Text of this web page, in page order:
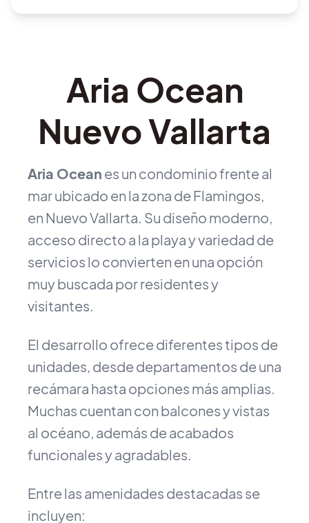
Aria Ocean
Nuevo Vallarta
Aria Ocean es un condominio frente al
mar ubicado en la zona de Flamingos,
en Nuevo Vallarta. Su diseño moderno,
acceso directo a la playa y variedad de
servicios lo convierten en una opción
muy buscada por residentes y
visitantes.
El desarrollo ofrece diferentes tipos de
unidades, desde departamentos de una
recámara hasta opciones más amplias.
Muchas cuentan con balcones y vistas
al océano, además de acabados
funcionales y agradables.
Entre las amenidades destacadas se
incluyen: